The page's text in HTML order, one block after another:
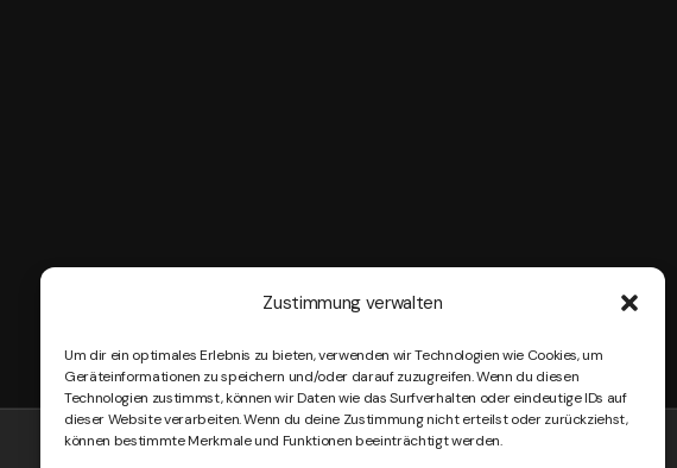
Zustimmung verwalten
Um dir ein optimales Erlebnis zu bieten, verwenden wir Technologien wie Cookies, um
Geräteinformationen zu speichern und/oder darauf zuzugreifen. Wenn du diesen
Technologien zustimmst, können wir Daten wie das Surfverhalten oder eindeutige IDs auf
dieser Website verarbeiten. Wenn du deine Zustimmung nicht erteilst oder zurückziehst,
können bestimmte Merkmale und Funktionen beeinträchtigt werden.